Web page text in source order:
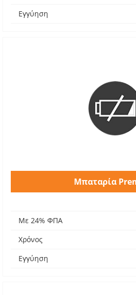
Εγγύηση
Μπαταρία
Με 24% ΦΠΑ
Χρόνος
Εγγύηση